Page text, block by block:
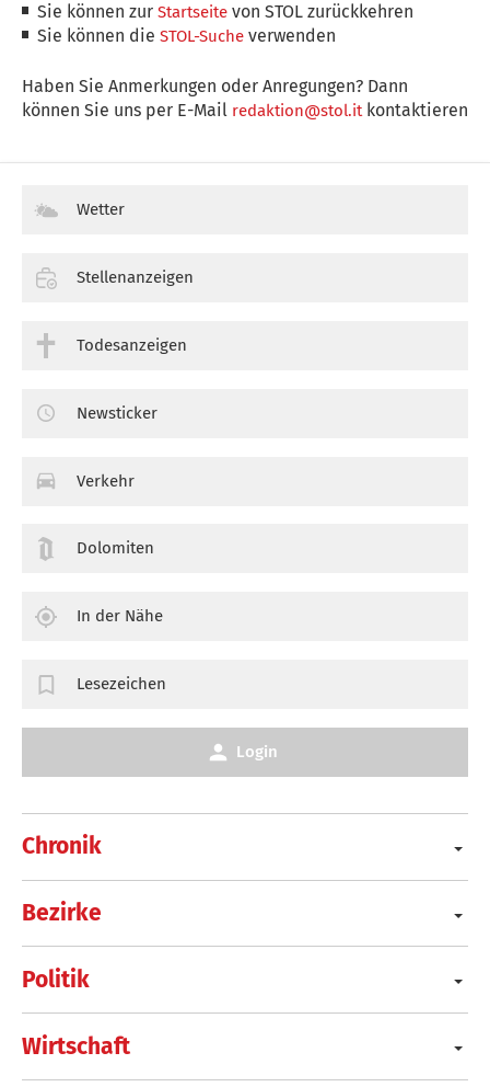
Sie können zurStartseite von STOL zurückkehren
Sie können dieSTOL-Suche verwenden
Haben Sie Anmerkungen oder Anregungen? Dann
können Sie uns per E-Mail redaktion@stol.itkontaktieren
Chronik
Bezirke
Politik
Wirtschaft
Wetter
Stellenanzeigen
Todesanzeigen
Newsticker
Verkehr
Dolomiten
In der Nähe
Lesezeichen
Login